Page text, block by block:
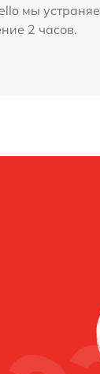
мы
2 часов.